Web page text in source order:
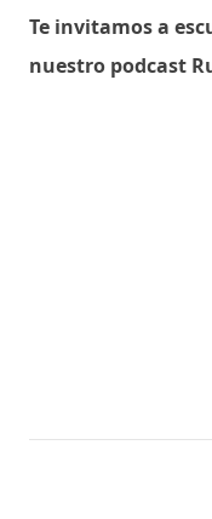
Te invitamos a
nuestro podcast